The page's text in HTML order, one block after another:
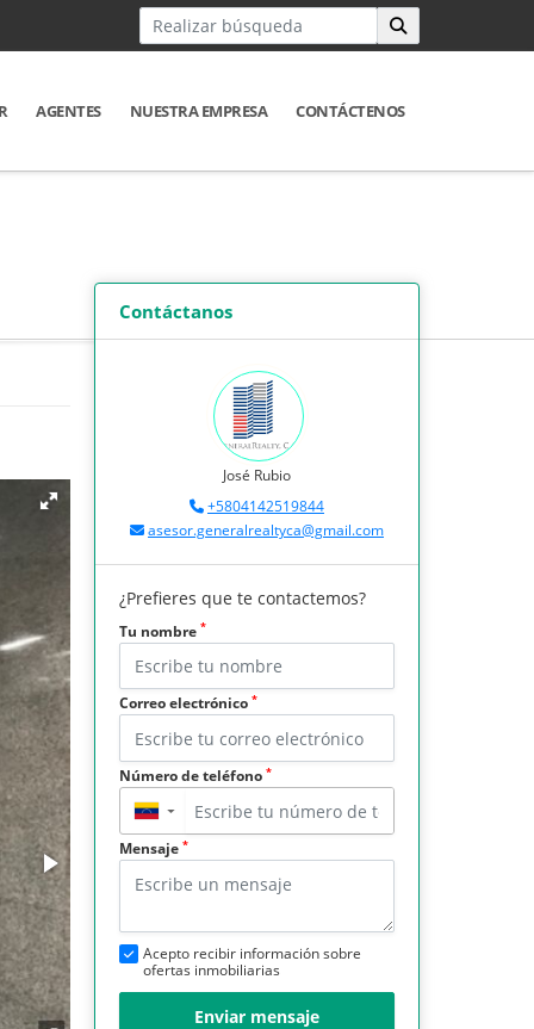
AGENTES NUESTRA EMPRESA CONTÁCTENOS
Contáctanos
José Rubio
+5804142519844
asesor.generalrealtyca@gmail.com
¿Prefieres que te contactemos?
Tu nombre *
Correo electrónico *
Número de teléfono *
▼
Mensaje *
Acepto recibir información sobre
ofertas inmobiliarias
Enviar mensaje